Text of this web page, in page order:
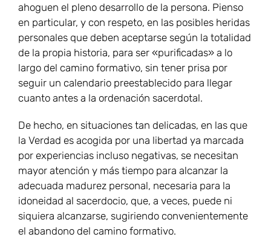
ahoguen el pleno desarrollo de la persona. Pienso
en particular, y con respeto, en las posibles heridas
personales que deben aceptarse según la totalidad
de la propia historia, para ser «purificadas» a lo
largo del camino formativo, sin tener prisa por
seguir un calendario preestablecido para llegar
cuanto antes a la ordenación sacerdotal.
De hecho, en situaciones tan delicadas, en las que
la Verdad es acogida por una libertad ya marcada
por experiencias incluso negativas, se necesitan
mayor atención y más tiempo para alcanzar la
adecuada madurez personal, necesaria para la
idoneidad al sacerdocio, que, a veces, puede ni
siquiera alcanzarse, sugiriendo convenientemente
el abandono del camino formativo.